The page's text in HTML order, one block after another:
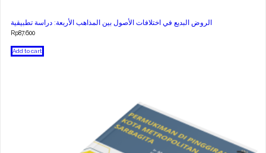
الروض البديع في اختلافات الأصول بين المذاهب الأربعة: دراسة تطبيقية
Rp87.600
Add to cart